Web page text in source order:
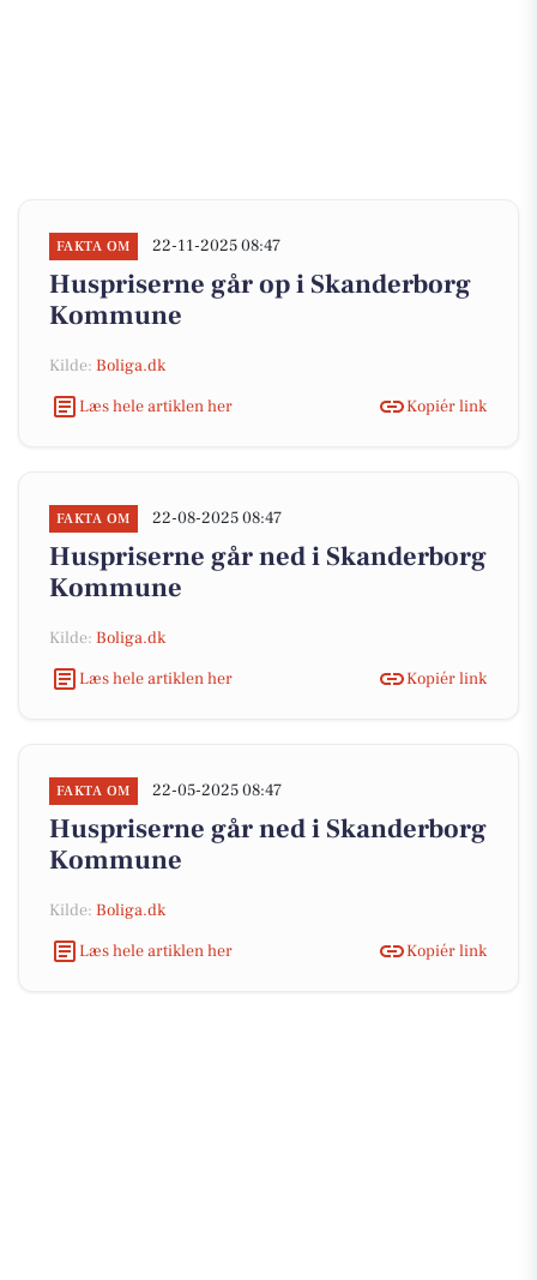
FAKTA OM 22-11-2025 08:47
Huspriserne går op i Skanderborg
Kommune
Kilde: Boliga.dk
Læs hele artiklen her
Kopiér link
FAKTA OM 22-08-2025 08:47
Huspriserne går ned i Skanderborg
Kommune
Kilde: Boliga.dk
Læs hele artiklen her
Kopiér link
FAKTA OM 22-05-2025 08:47
Huspriserne går ned i Skanderborg
Kommune
Kilde: Boliga.dk
Læs hele artiklen her
Kopiér link